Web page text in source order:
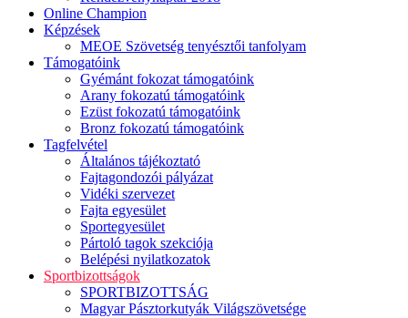
Online Champion
Képzések
MEOE Szövetség tenyésztői tanfolyam
Támogatóink
Gyémánt fokozat támogatóink
Arany fokozatú támogatóink
Ezüst fokozatú támogatóink
Bronz fokozatú támogatóink
Tagfelvétel
Általános tájékoztató
Fajtagondozói pályázat
Vidéki szervezet
Fajta egyesület
Sportegyesület
Pártoló tagok szekciója
Belépési nyilatkozatok
Sportbizottságok
SPORTBIZOTTSÁG
Magyar Pásztorkutyák Világszövetsége